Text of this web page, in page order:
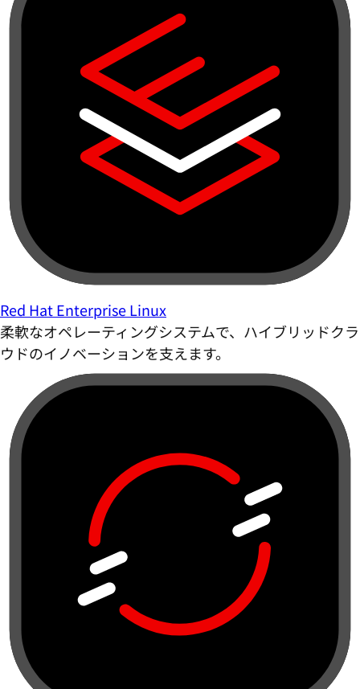
Red Hat Enterprise Linux
柔軟なオペレーティングシステムで、ハイブリッドクラ
ウドのイノベーションを支えます。